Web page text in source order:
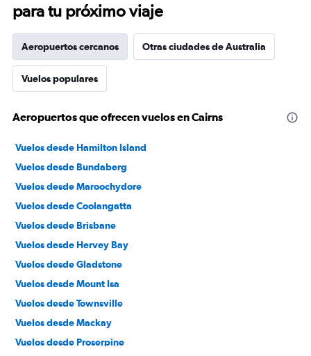
para tu próximo viaje
Aeropuertos cercanos Otras ciudades de Australia
Vuelos populares
Aeropuertos que ofrecen vuelos en Cairns
Vuelos desde Hamilton Island
Vuelos desde Bundaberg
Vuelos desde Maroochydore
Vuelos desde Coolangatta
Vuelos desde Brisbane
Vuelos desde Hervey Bay
Vuelos desde Gladstone
Vuelos desde Mount Isa
Vuelos desde Townsville
Vuelos desde Mackay
Vuelos desde Proserpine